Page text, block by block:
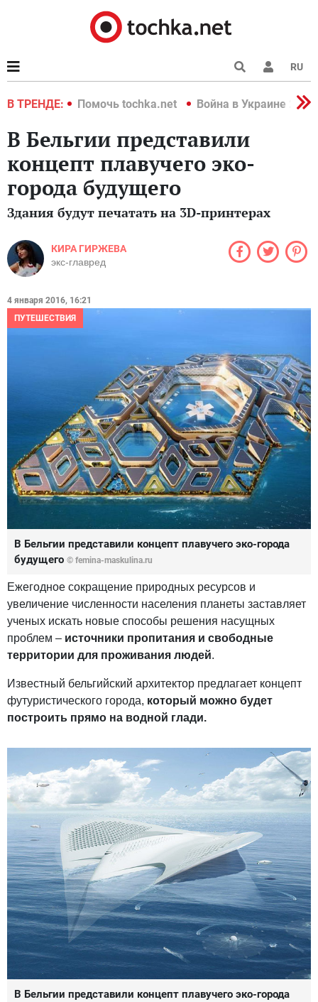
RU
В ТРЕНДЕ:
2022 Помочь tochka.net Война в Украине 2022
В Бельгии представили
концепт плавучего эко-
города будущего
Здания будут печатать на 3D-принтерах
КИРА ГИРЖЕВА
экс-главред
4 января 2016, 16:21
ПУТЕШЕСТВИЯ
В Бельгии представили концепт плавучего эко-города
будущего © femina-maskulina.ru
Ежегодное сокращение природных ресурсов и
увеличение численности населения планеты заставляет
ученых искать новые способы решения насущных
проблем – источники пропитания и свободные
территории для проживания людей.
Известный бельгийский архитектор предлагает концепт
футуристического города, который можно будет
построить прямо на водной глади.
В Бельгии представили концепт плавучего эко-города